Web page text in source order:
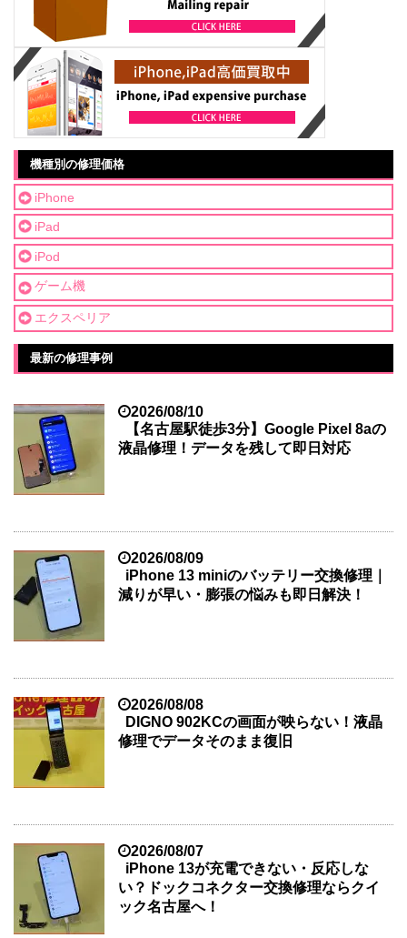
機種別の修理価格
iPhone
iPad
iPod
ゲーム機
エクスペリア
最新の修理事例
2026/08/10
【名古屋駅徒歩3分】Google Pixel 8aの
液晶修理！データを残して即日対応
2026/08/09
iPhone 13 miniのバッテリー交換修理｜
減りが早い・膨張の悩みも即日解決！
2026/08/08
DIGNO 902KCの画面が映らない！液晶
修理でデータそのまま復旧
2026/08/07
iPhone 13が充電できない・反応しな
い？ドックコネクター交換修理ならクイ
ック名古屋へ！